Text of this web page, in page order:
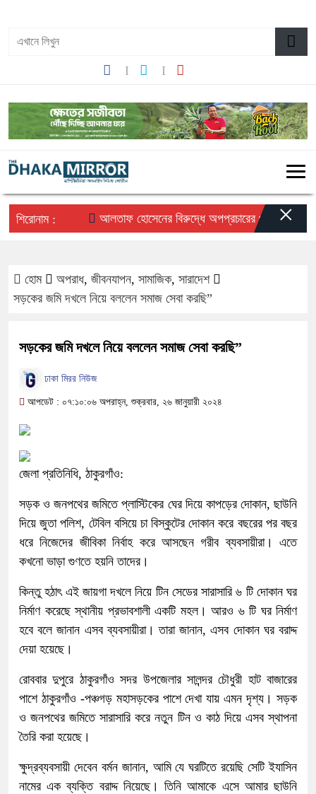
শিরোনাম : আলতাফ হোসেনের বিরুদ্ধে অপপ্রচারের প্রতিবাদে সচেতন
×
হোম অপরাধ, জীবনযাপন, সামাজিক, সারাদেশ
সড়কের জমি দখলে নিয়ে বললেন সমাজ সেবা করছি”
সড়কের জমি দখলে নিয়ে বললেন সমাজ সেবা করছি”
ঢাকা মিরর নিউজ
আপডেট : ০৭:১০:০৬ অপরাহ্ন, শুক্রবার, ২৬ জানুয়ারী ২০২৪
জেলা প্রতিনিধি, ঠাকুরগাঁও:
সড়ক ও জনপথের জমিতে প্লাস্টিকের ঘের দিয়ে কাপড়ের দোকান, ছাউনি
দিয়ে জুতা পলিশ, টেবিল বসিয়ে চা বিস্কুটের দোকান করে বছরের পর বছর
ধরে নিজেদের জীবিকা নির্বাহ করে আসছেন গরীব ব্যবসায়ীরা। এতে
কখনো ভাড়া গুণতে হয়নি তাদের।
কিন্তু হঠাৎ এই জায়গা দখলে নিয়ে টিন সেডের সারাসারি ৬ টি দোকান ঘর
নির্মাণ করেছে স্থানীয় প্রভাবশালী একটি মহল। আরও ৬ টি ঘর নির্মাণ
হবে বলে জানান এসব ব্যবসায়ীরা। তারা জানান, এসব দোকান ঘর বরাদ্দ
দেয়া হয়েছে।
রোববার দুপুরে ঠাকুরগাঁও সদর উপজেলার সালন্দর চৌধুরী হাট বাজারের
পাশে ঠাকুরগাঁও -পঞ্চগড় মহাসড়কের পাশে দেখা যায় এমন দৃশ্য। সড়ক
ও জনপথের জমিতে সারাসারি করে নতুন টিন ও কাঠ দিয়ে এসব স্থাপনা
তৈরি করা হয়েছে।
ক্ষুদ্রব্যবসায়ী দেবেন বর্মন জানান, আমি যে ঘরটিতে রয়েছি সেটি ইযাসিন
নামের এক ব্যক্তি বরাদ্দ নিয়েছে। তিনি আমাকে এসে আমার ছাউনি